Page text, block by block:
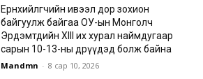
Ерөнхийлөгчийн ивээл дор зохион
байгуулж байгаа ОУ-ын Монголч
Эрдэмтдийн XIII их хурал наймдугаар
сарын 10-13-ны өдрүүдэд болж байна
Mandmn - 8 сар 10, 2026